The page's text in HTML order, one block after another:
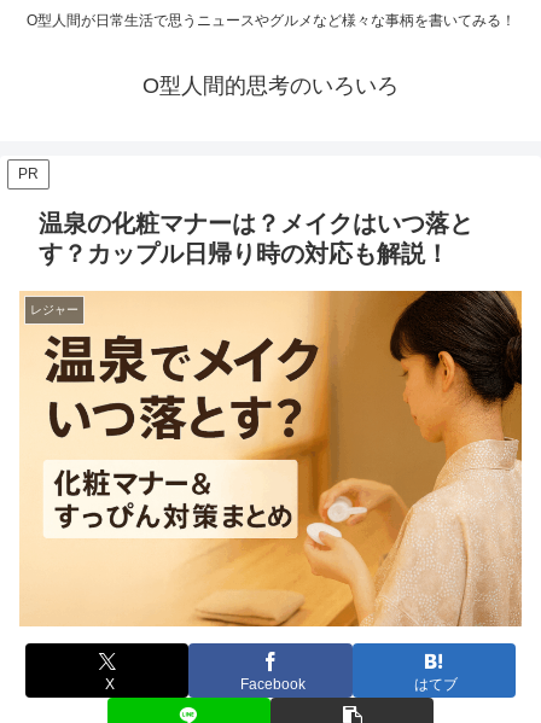
O型人間が日常生活で思うニュースやグルメなど様々な事柄を書いてみる！
O型人間的思考のいろいろ
PR
温泉の化粧マナーは？メイクはいつ落と
す？カップル日帰り時の対応も解説！
レジャー
X Facebook はてブ